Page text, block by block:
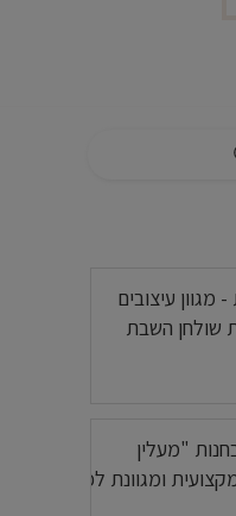
מגוון עיצובים
שולחן השבת
"מעלין
ומגוונת לכל